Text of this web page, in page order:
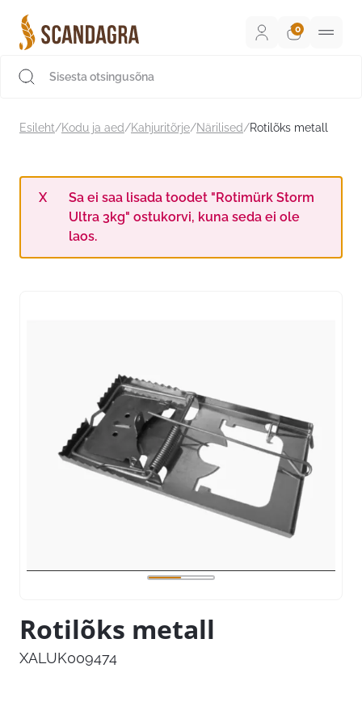
sisu
juurde
Esileht/Kodu ja aed/Kahjuritõrje/Närilised/Rotilõks metall
Sa ei saa lisada toodet "Rotimürk Storm
Ultra 3kg" ostukorvi, kuna seda ei ole
laos.
Rotilõks metall
XALUK009474